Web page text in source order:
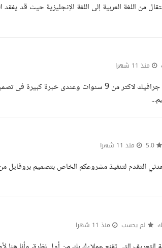
من اللغة العربية إلى اللغة الإنجليزية حيث قد
منذ 11 شهرا
سلام عليكم ا/محمد انا محمود مصمم جرافيك لاكتر من 9
منذ 11 شهرا
التقدم لتنفيذ مشروعكم الخاص بتصميم بروفايل
لم يحسب منذ 11 شهرا